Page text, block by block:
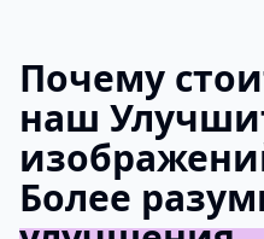
Почему
наш
Более